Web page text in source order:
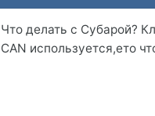
Что делать с Субарой?
CAN используется,ето